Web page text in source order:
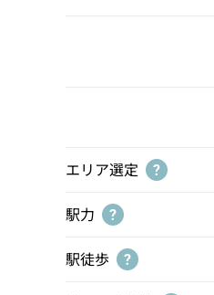
エリア選定 ?
駅力 ?
駅徒歩 ?